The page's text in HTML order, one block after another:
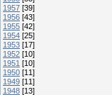
1957 [39]
1956 [43]
1955 [42]
1954 [25]
1953 [17]
1952 [10]
1951 [10]
1950 [11]
1949 [11]
1948 [13]